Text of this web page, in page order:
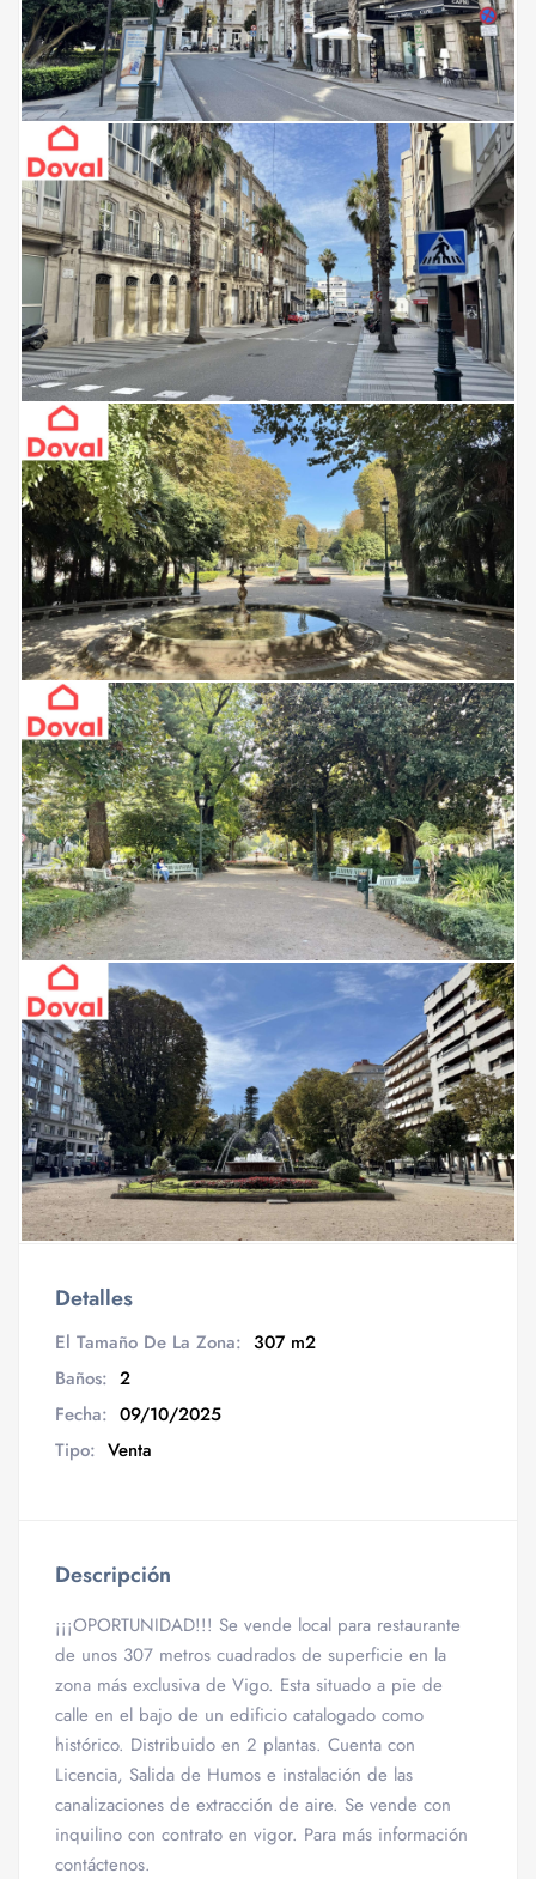
Detalles
El Tamaño De La Zona: 307 m2
Baños: 2
Fecha: 09/10/2025
Tipo: Venta
Descripción
¡¡¡OPORTUNIDAD!!! Se vende local para restaurante
de unos 307 metros cuadrados de superficie en la
zona más exclusiva de Vigo. Esta situado a pie de
calle en el bajo de un edificio catalogado como
histórico. Distribuido en 2 plantas. Cuenta con
Licencia, Salida de Humos e instalación de las
canalizaciones de extracción de aire. Se vende con
inquilino con contrato en vigor. Para más información
contáctenos.